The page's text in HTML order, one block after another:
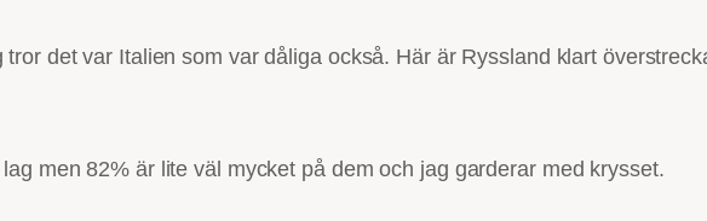
det var Italien som var dåliga också. Här är Ryssland klart
men 82% är lite väl mycket på dem och jag garderar med krysset.